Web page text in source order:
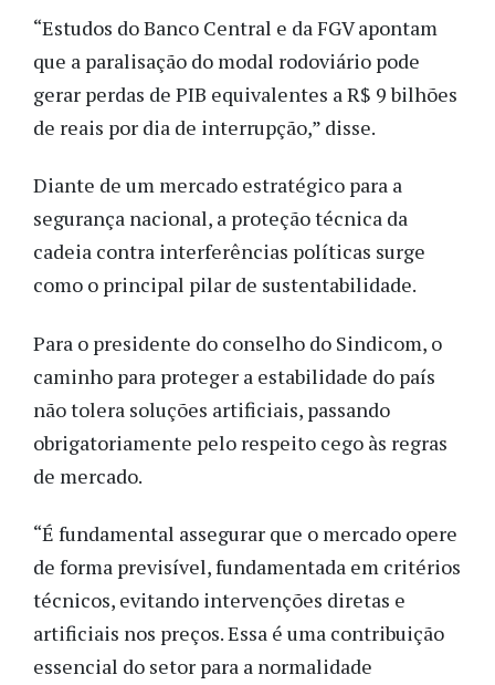
“Estudos do Banco Central e da FGV apontam
que a paralisação do modal rodoviário pode
gerar perdas de PIB equivalentes a R$ 9 bilhões
de reais por dia de interrupção,” disse.
Diante de um mercado estratégico para a
segurança nacional, a proteção técnica da
cadeia contra interferências políticas surge
como o principal pilar de sustentabilidade.
Para o presidente do conselho do Sindicom, o
caminho para proteger a estabilidade do país
não tolera soluções artificiais, passando
obrigatoriamente pelo respeito cego às regras
de mercado.
“É fundamental assegurar que o mercado opere
de forma previsível, fundamentada em critérios
técnicos, evitando intervenções diretas e
artificiais nos preços. Essa é uma contribuição
essencial do setor para a normalidade